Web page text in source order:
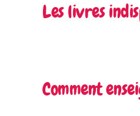
Les livres
Comment